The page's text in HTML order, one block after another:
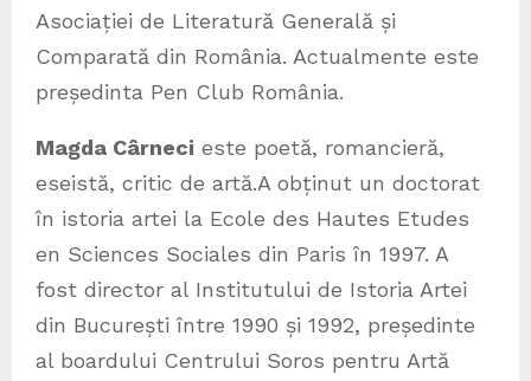
Asociației de Literatură Generală și
Comparată din România. Actualmente este
președinta Pen Club România.
Magda Cârneci este poetă, romancieră,
eseistă, critic de artă.A obținut un doctorat
în istoria artei la Ecole des Hautes Etudes
en Sciences Sociales din Paris în 1997. A
fost director al Institutului de Istoria Artei
din București între 1990 și 1992, președinte
al boardului Centrului Soros pentru Artă